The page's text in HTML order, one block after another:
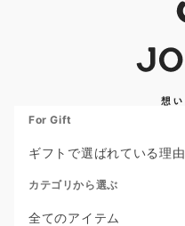
For Gift
ギフトで選ばれている理由
カテゴリから選ぶ
全てのアイテム